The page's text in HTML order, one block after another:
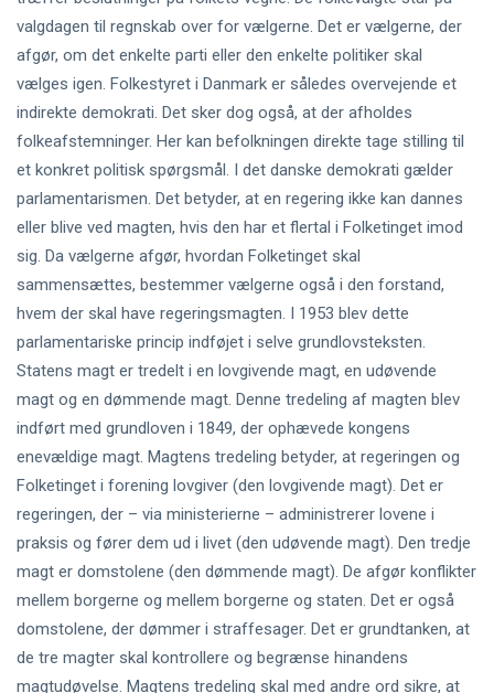
valgdagen til regnskab over for vælgerne. Det er vælgerne, der
afgør, om det enkelte parti eller den enkelte politiker skal
vælges igen. Folkestyret i Danmark er således overvejende et
indirekte demokrati. Det sker dog også, at der afholdes
folkeafstemninger. Her kan befolkningen direkte tage stilling til
et konkret politisk spørgsmål. I det danske demokrati gælder
parlamentarismen. Det betyder, at en regering ikke kan dannes
eller blive ved magten, hvis den har et flertal i Folketinget imod
sig. Da vælgerne afgør, hvordan Folketinget skal
sammensættes, bestemmer vælgerne også i den forstand,
hvem der skal have regeringsmagten. I 1953 blev dette
parlamentariske princip indføjet i selve grundlovsteksten.
Statens magt er tredelt i en lovgivende magt, en udøvende
magt og en dømmende magt. Denne tredeling af magten blev
indført med grundloven i 1849, der ophævede kongens
enevældige magt. Magtens tredeling betyder, at regeringen og
Folketinget i forening lovgiver (den lovgivende magt). Det er
regeringen, der – via ministerierne – administrerer lovene i
praksis og fører dem ud i livet (den udøvende magt). Den tredje
magt er domstolene (den dømmende magt). De afgør konflikter
mellem borgerne og mellem borgerne og staten. Det er også
domstolene, der dømmer i straffesager. Det er grundtanken, at
de tre magter skal kontrollere og begrænse hinandens
magtudøvelse. Magtens tredeling skal med andre ord sikre, at